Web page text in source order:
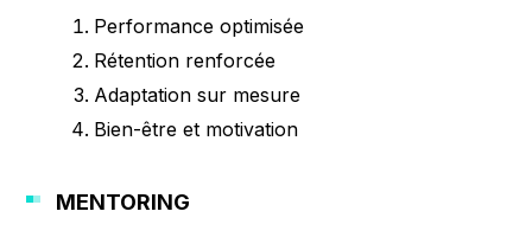
Performance optimisée
Rétention renforcée
Adaptation sur mesure
Bien-être et motivation
MENTORING